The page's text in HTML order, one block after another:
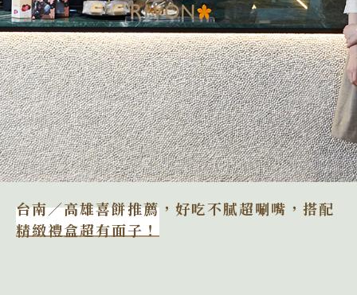
台南／高雄喜餅推薦，好吃不膩超唰嘴，搭配
精緻禮盒超有面子！